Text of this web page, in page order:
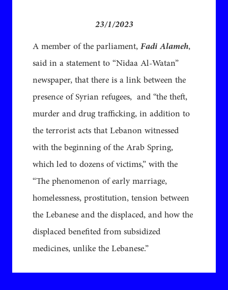
23/1/2023
A member of the parliament,Fadi Alameh,
said in a statement to “Nidaa Al-Watan”
newspaper, that there is a link between the
presence of Syrian refugees, and “the theft,
murder and drug trafficking, in addition to
the terrorist acts that Lebanon witnessed
with the beginning of the Arab Spring,
which led to dozens of victims,” ​​with the
“The phenomenon of early marriage,
homelessness, prostitution, tension between
the Lebanese and the displaced, and how the
displaced benefited from subsidized
medicines, unlike the Lebanese.”